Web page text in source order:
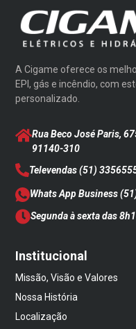
A Cigame oferece os
EPI, gás e incêndio, com
personalizado.
Rua Beco José Paris,
91140-310
Televendas(51)
Whats App Business
Segunda à sexta das
Institucional
Missão, Visão e Valores
Nossa História
Localização